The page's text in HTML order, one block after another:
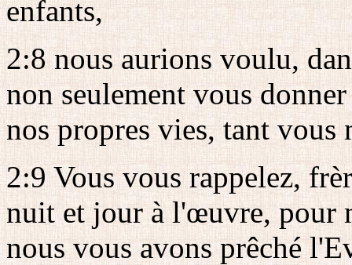
enfants,
2:8 nous aurions voulu,
non seulement vous
nos propres vies, tant vous
2:9 Vous vous rappelez,
nuit et jour à l'œuvre, pour
nous vous avons prêché